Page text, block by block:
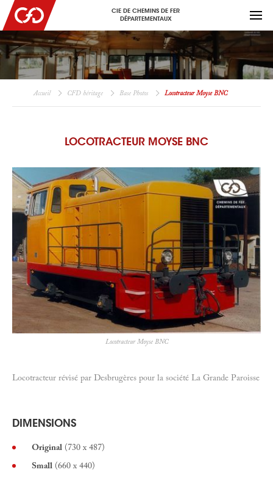
CIE DE CHEMINS DE FER
DÉPARTEMENTAUX
Accueil CFD héritage Base Photos Locotracteur Moyse BNC
LOCOTRACTEUR MOYSE BNC
Locotracteur révisé par Desbrugères pour la société La Grande Paroisse
DIMENSIONS
Original (730 x 487)
Small (660 x 440)
Locotracteur Moyse BNC